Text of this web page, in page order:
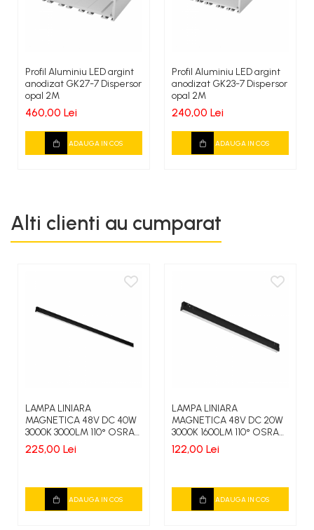
Profil Aluminiu LED argint
anodizat GK27-7 Dispersor
opal 2M
460,00 Lei
ADAUGA IN COS
Profil Aluminiu LED argint
anodizat GK23-7 Dispersor
opal 2M
240,00 Lei
ADAUGA IN COS
Alti clienti au cumparat
LAMPA LINIARA
MAGNETICA 48V DC 40W
3000K 3000LM 110° OSRAM
RA90 L1200MM
225,00 Lei
ADAUGA IN COS
LAMPA LINIARA
MAGNETICA 48V DC 20W
3000K 1600LM 110° OSRAM
RA90 L600MM
122,00 Lei
ADAUGA IN COS